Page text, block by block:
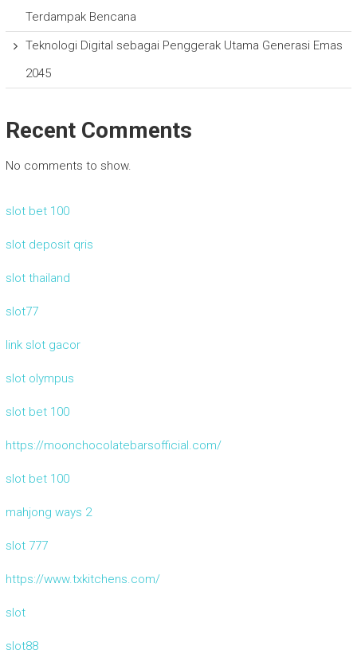
Terdampak Bencana
Teknologi Digital sebagai Penggerak Utama Generasi Emas
2045
Recent Comments
No comments to show.
slot bet 100
slot deposit qris
slot thailand
slot77
link slot gacor
slot olympus
slot bet 100
https://moonchocolatebarsofficial.com/
slot bet 100
mahjong ways 2
slot 777
https://www.txkitchens.com/
slot
slot88